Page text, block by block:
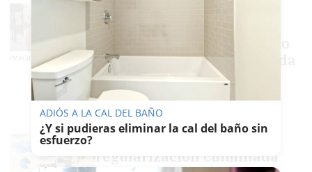
IMAGEN: MANU GARCÍA
Los padres de Martina, la
niña de Sevilla con
tuviéramos que pedir ayuda
y se volcara la sanidad
pública"
ÁLVARO ROMERO
regularización culminada
ADIÓS A LA CAL DEL BAÑO
¿Y si pudieras eliminar la cal del baño sin
esfuerzo?